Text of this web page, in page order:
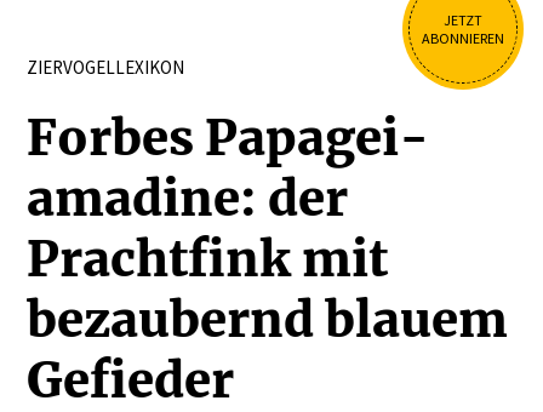
JETZT
ABONNIEREN
ZIERVOGELLEXIKON
Forbes Papagei­
amadine: der
Prachtfink mit
bezau­bernd blauem
Gefieder